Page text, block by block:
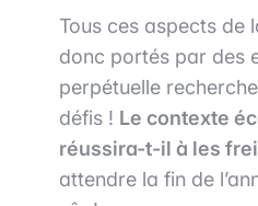
Tous ces aspects de
donc portés par des
perpétuelle
défis ! Le contexte
réussira-t-il à les
attendre la fin de